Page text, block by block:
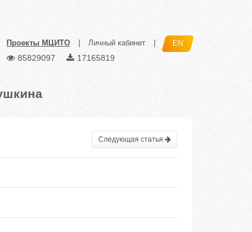
Проекты МЦИТО Личный кабинет EN
85829097 17165819
Следующая статья